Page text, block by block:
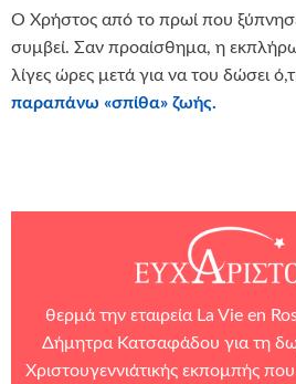
Ο Χρήστος από το πρωί που ξύπνησε
συμβεί. Σαν προαίσθημα, η
λίγες ώρες μετά για να του δώσει
παραπάνω «σπίθα» ζωής.
θερμά την εταιρεία La Vie en
Δήμητρα Κατσαφάδου για τη
Χριστουγεννιάτικής εκπομπής